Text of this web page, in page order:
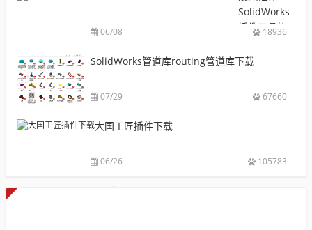
包
载
下
载|
附
件
库
配
SolidWorks
插件工具箱
提高设计效
06/08 18936
SolidWorks管道库routing管道库下载
07/29 67660
大国工匠插件下载
06/26 105783